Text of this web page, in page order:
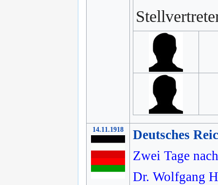
14.11.1918
Deutsches
Zwei Tage
Dr. Wolfgang